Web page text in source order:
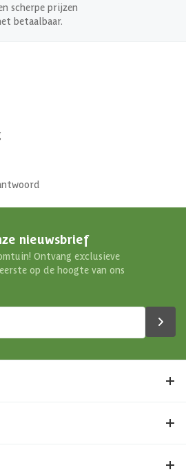
scherpe prijzen
betaalbaar.
nieuwsbrief
Ontvang exclusieve
op de hoogte van ons